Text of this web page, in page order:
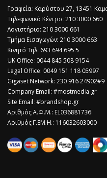
Γραφεία: Καρύστου 27, 13451
Τηλεφωνικό Κέντρο: 210 3000 660
Λογιστήριο: 210 3000 661
Τμήμα Εισαγωγών: 210 3000 663
Κινητό Τηλ: 693 694 695 5
​UK Office: 0044 845 508 9154
Legal Office: 0049 151 118 05997
Gigaset Network: 230 916 24902#9
Company Email: #mostmedia.gr
Site Email: #brandshop.gr
Αριθμός Α.Φ.Μ.: EL036881736
Αριθμός Γ.ΕΜ.Η.: 116032603000